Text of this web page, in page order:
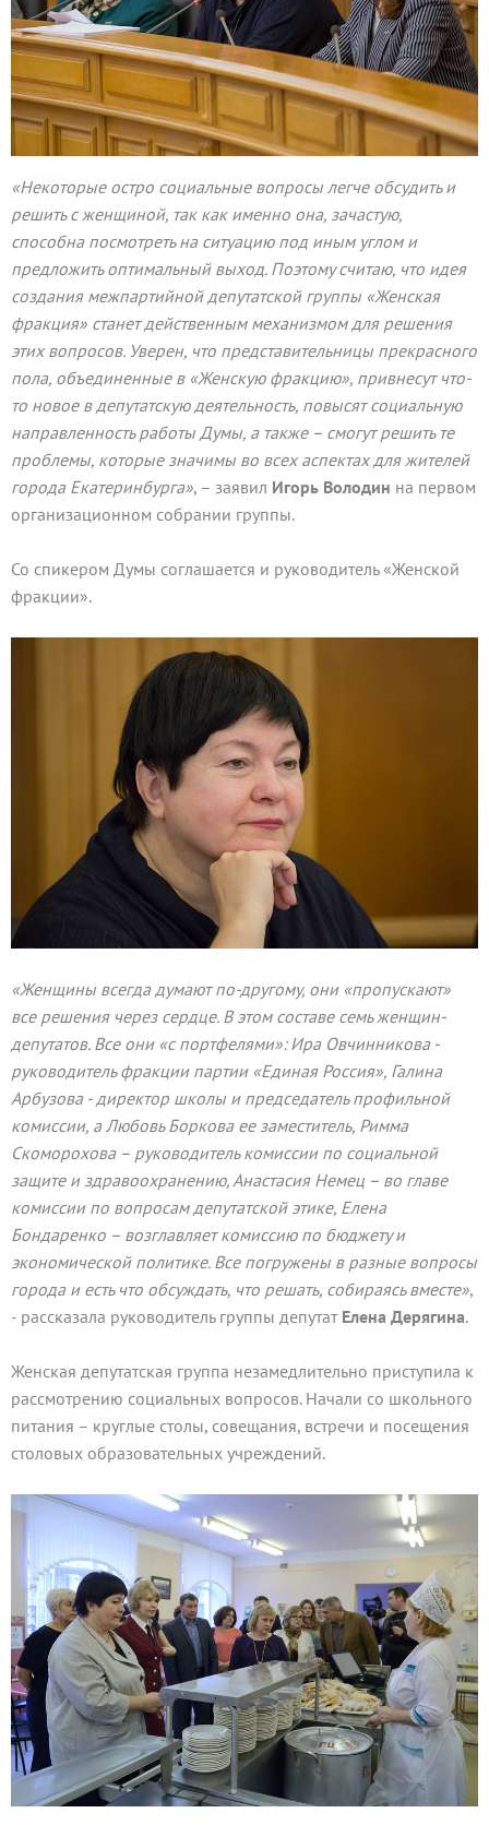
«Некоторые остро социальные вопросы легче обсудить и
решить с женщиной, так как именно она, зачастую,
способна посмотреть на ситуацию под иным углом и
предложить оптимальный выход. Поэтому считаю, что идея
создания межпартийной депутатской группы «Женская
фракция» станет действенным механизмом для решения
этих вопросов. Уверен, что представительницы прекрасного
пола, объединенные в «Женскую фракцию», привнесут что-
то новое в депутатскую деятельность, повысят социальную
направленность работы Думы, а также – смогут решить те
проблемы, которые значимы во всех аспектах для жителей
города Екатеринбурга», – заявил Игорь Володин на первом
организационном собрании группы.
Со спикером Думы соглашается и руководитель «Женской
фракции».
«Женщины всегда думают по-другому, они «пропускают»
все решения через сердце. В этом составе семь женщин-
депутатов. Все они «с портфелями»: Ира Овчинникова -
руководитель фракции партии «Единая Россия», Галина
Арбузова - директор школы и председатель профильной
комиссии, а Любовь Боркова ее заместитель, Римма
Скоморохова – руководитель комиссии по социальной
защите и здравоохранению, Анастасия Немец – во главе
комиссии по вопросам депутатской этике, Елена
Бондаренко – возглавляет комиссию по бюджету и
экономической политике. Все погружены в разные вопросы
города и есть что обсуждать, что решать, собираясь вместе»,
- рассказала руководитель группы депутат Елена Дерягина.
Женская депутатская группа незамедлительно приступила к
рассмотрению социальных вопросов. Начали со школьного
питания – круглые столы, совещания, встречи и посещения
столовых образовательных учреждений.